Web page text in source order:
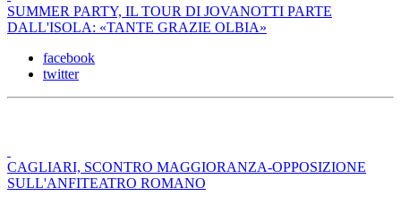
SUMMER PARTY, IL TOUR DI JOVANOTTI PARTE
DALL'ISOLA: «TANTE GRAZIE OLBIA»
facebook
twitter
CAGLIARI, SCONTRO MAGGIORANZA-OPPOSIZIONE
SULL'ANFITEATRO ROMANO